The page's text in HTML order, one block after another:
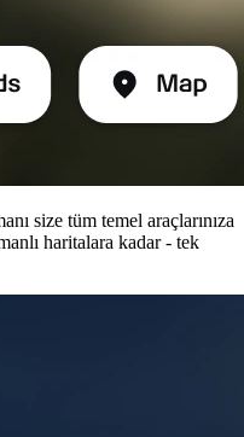
size tüm temel araçlarınıza
haritalara kadar - tek